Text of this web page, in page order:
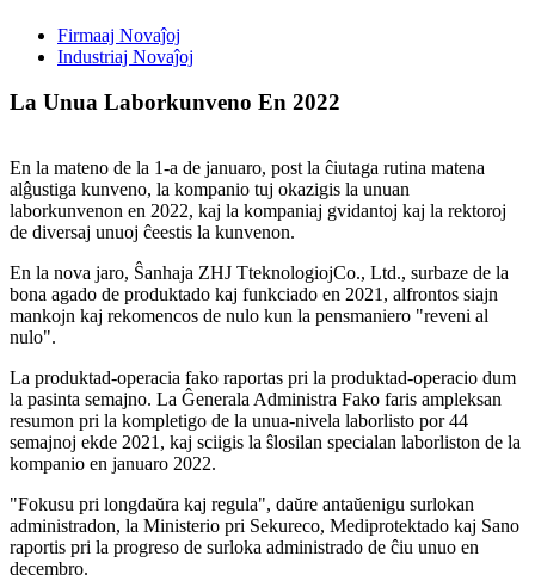
Firmaaj Novaĵoj
Industriaj Novaĵoj
La Unua Laborkunveno En 2022
En la mateno de la 1-a de januaro, post la ĉiutaga rutina matena
alĝustiga kunveno, la kompanio tuj okazigis la unuan
laborkunvenon en 2022, kaj la kompaniaj gvidantoj kaj la rektoroj
de diversaj unuoj ĉeestis la kunvenon.
En la nova jaro, Ŝanhaja ZHJ TteknologiojCo., Ltd., surbaze de la
bona agado de produktado kaj funkciado en 2021, alfrontos siajn
mankojn kaj rekomencos de nulo kun la pensmaniero "reveni al
nulo".
La produktad-operacia fako raportas pri la produktad-operacio dum
la pasinta semajno. La Ĝenerala Administra Fako faris ampleksan
resumon pri la kompletigo de la unua-nivela laborlisto por 44
semajnoj ekde 2021, kaj sciigis la ŝlosilan specialan laborliston de la
kompanio en januaro 2022.
"Fokusu pri longdaŭra kaj regula", daŭre antaŭenigu surlokan
administradon, la Ministerio pri Sekureco, Mediprotektado kaj Sano
raportis pri la progreso de surloka administrado de ĉiu unuo en
decembro.